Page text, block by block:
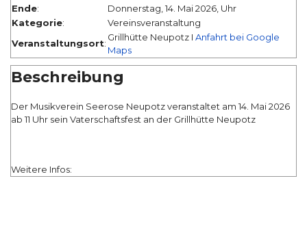
Ende:
Donnerstag, 14. Mai 2026, Uhr
Kategorie:
Vereinsveranstaltung
Veranstaltungsort:
Grillhütte Neupotz I Anfahrt bei Google
Maps
Beschreibung
Der Musikverein Seerose Neupotz veranstaltet am 14. Mai 2026
ab 11 Uhr sein Vaterschaftsfest an der Grillhütte Neupotz
Weitere Infos: